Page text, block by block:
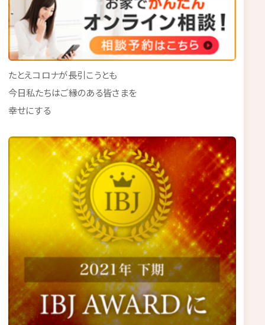
たとえコロナが長引こうとも
今日私たちはご縁のある皆さまを
幸せにする